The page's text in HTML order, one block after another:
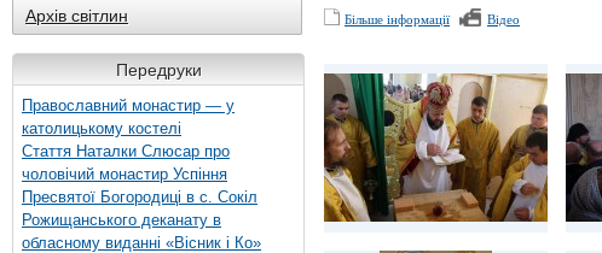
Архів світлин
Передруки
Православний монастир — у
католицькому костелі
Стаття Наталки Слюсар про
чоловічий монастир Успіння
Пресвятої Богородиці в с. Сокіл
Рожищанського деканату в
обласному виданні «Вісник і Ко»
Більше інформації Відео